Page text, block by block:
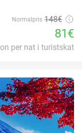
Normalpris 148€
81€
per nat i turistskat